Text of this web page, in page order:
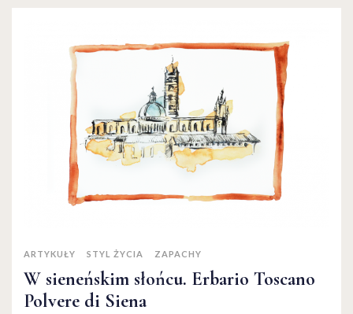
ARTYKUŁY STYL ŻYCIA ZAPACHY
W sieneńskim słońcu. Erbario Toscano
Polvere di Siena